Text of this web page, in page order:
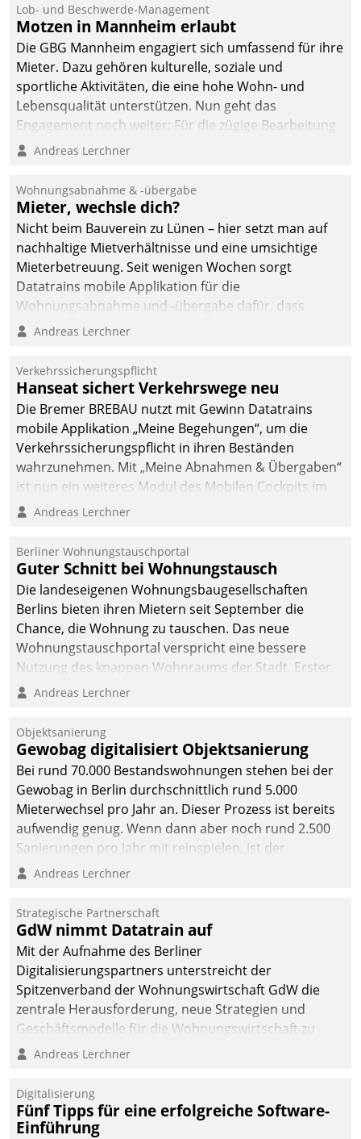
Lob- und Beschwerde-Management
Motzen in Mannheim erlaubt
Die GBG Mannheim engagiert sich umfassend für ihre
Mieter. Dazu gehören kulturelle, soziale und
sportliche Aktivitäten, die eine hohe Wohn- und
Lebensqualität unterstützen. Nun geht das
Engagement noch weiter: Für die zügige Bearbeitung
von Beschwerden – oder Lob – richtet das
und Beschwerde-Management einen eigenen Kanal
ein.
Andreas Lerchner
Wohnungsabnahme & -übergabe
Mieter, wechsle dich?
Nicht beim Bauverein zu Lünen – hier setzt man auf
nachhaltige Mietverhältnisse und eine umsichtige
Mieterbetreuung. Seit wenigen Wochen sorgt
Datatrains mobile Applikation für die
Wohnungsabnahme und -übergabe dafür, dass
Mieter wohlgeordnet kommen und, so es sein muss,
Andreas Lerchner
Verkehrssicherungspflicht
Hanseat sichert Verkehrswege neu
Die Bremer BREBAU nutzt mit Gewinn Datatrains
mobile Applikation „Meine Begehungen“, um die
Verkehrssicherungspflicht in ihren Beständen
wahrzunehmen. Mit „Meine Abnahmen & Übergaben“
ist nun ein weiteres Modul des Mobilen Cockpits im
Einsatz.
Andreas Lerchner
Berliner Wohnungstauschportal
Guter Schnitt bei Wohnungstausch
Die landeseigenen Wohnungsbaugesellschaften
Berlins bieten ihren Mietern seit September die
Chance, die Wohnung zu tauschen. Das neue
Wohnungstauschportal verspricht eine bessere
Nutzung des knappen Wohnraums der Stadt. Erster
Anwendungsfall für Datatrains Lösung API-Hub mit
Unternehmen.
Andreas Lerchner
Objektsanierung
Gewobag digitalisiert Objektsanierung
Bei rund 70.000 Bestandswohnungen stehen bei der
Gewobag in Berlin durchschnittlich rund 5.000
Mieterwechsel pro Jahr an. Dieser Prozess ist bereits
aufwendig genug. Wenn dann aber noch rund 2.500
Sanierungen pro Jahr mit reinspielen, ist der
Betreuungs- und Organisationsaufwand immens. Im
kommunale Wohnungsbauunternehmen daher
gemeinsam mit der Berliner Datatrain GmbH den
Teilprozess der Objektsanierung digitalisiert.
Andreas Lerchner
Strategische Partnerschaft
GdW nimmt Datatrain auf
Mit der Aufnahme des Berliner
Digitalisierungspartners unterstreicht der
Spitzenverband der Wohnungswirtschaft GdW die
zentrale Herausforderung, neue Strategien und
Geschäftsmodelle für die Wohnungswirtschaft zu
entwickeln.
Andreas Lerchner
Digitalisierung
Fünf Tipps für eine erfolgreiche Software-
Einführung